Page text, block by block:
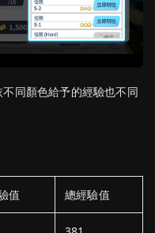
同顏色給予的經驗也不同
值 總經驗值